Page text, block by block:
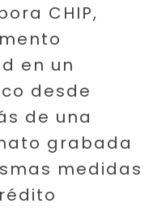
CHIP,
en un
desde
de una
grabada
medidas